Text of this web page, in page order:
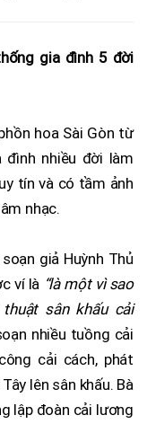
gia đình 5 đời
hoa Sài Gòn từ
nhiều đời làm
tín và có tầm ảnh
nhạc.
giả Huỳnh Thủ
ví là “là một vì sao
sân khấu cải
nhiều tuồng cải
cải cách, phát
lên sân khấu. Bà
lập đoàn cải lương